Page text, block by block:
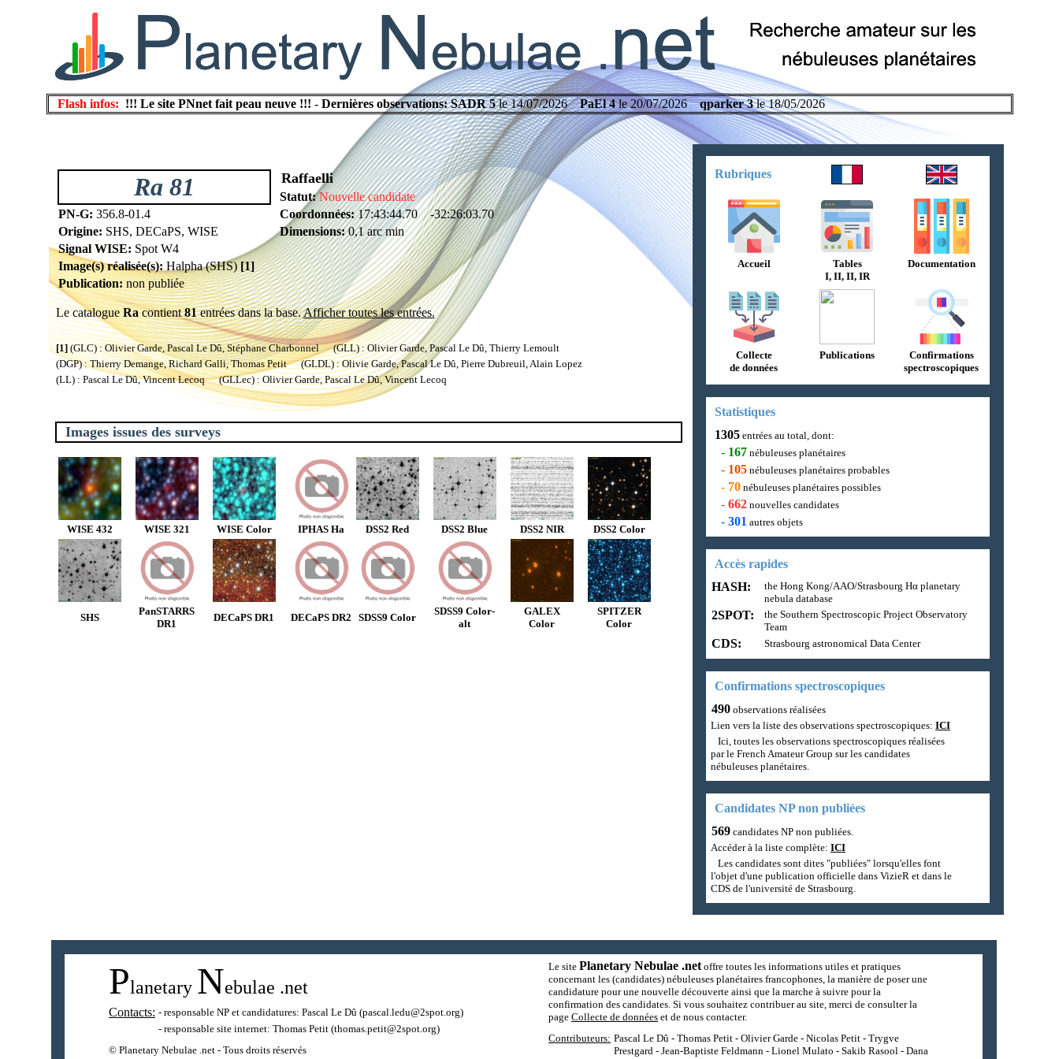
Flash infos: !!! Le site PNnet fait peau neuve !!! - Dernières observations: SADR 5le 14/07/2026PaEl 4le 20/07/2026qparker 3le 18/05/2026
Ra 81 Raffaelli
Statut: Nouvelle candidate
PN-G: 356.8-01.4 Coordonnées:17:43:44.70 -32:26:03.70
Origine: SHS, DECaPS, WISE Dimensions:0,1 arc min
Signal WISE: Spot W4
Image(s) réalisée(s): Halpha (SHS)[1]
Publication:non publiée
Le catalogueRacontient81entrées dans la base.Afficher toutes les entrées.
[1](GLC) : Olivier Garde, Pascal Le Dû, Stéphane Charbonnel (GLL) : Olivier Garde, Pascal Le Dû, Thierry Lemoult
(DGP) : Thierry Demange, Richard Galli, Thomas Petit (GLDL) : Olivie Garde, Pascal Le Dû, Pierre Dubreuil, Alain Lopez
(LL) : Pascal Le Dû, Vincent Lecoq (GLLec) : Olivier Garde, Pascal Le Dû, Vincent Lecoq
Images issues des surveys
WISE 432 WISE 321 WISE Color IPHAS Ha DSS2 Red DSS2 Blue DSS2 NIR DSS2 Color
SHS
PanSTARRS
DR1
DECaPS DR1 DECaPS DR2 SDSS9 Color
SDSS9 Color-
alt
GALEX
Color
SPITZER
Color
Rubriques
Accueil
Tables
I, II, II, IR
Documentation
Collecte
de données
Publications
Confirmations
spectroscopiques
Statistiques
1305 entrées au total, dont:
- 167 nébuleuses planétaires
- 105 nébuleuses planétaires probables
- 70 nébuleuses planétaires possibles
- 662 nouvelles candidates
- 301 autres objets
Accès rapides
HASH:
the Hong Kong/AAO/Strasbourg Hα planetary
nebula database
2SPOT:
the Southern Spectroscopic Project Observatory
Team
CDS: Strasbourg astronomical Data Center
Confirmations spectroscopiques
490 observations réalisées
Lien vers la liste des observations spectroscopiques: ICI
Ici, toutes les observations spectroscopiques réalisées
par le French Amateur Group sur les candidates
nébuleuses planétaires.
Candidates NP non publiées
569 candidates NP non publiées.
Accéder à la liste complète: ICI
Les candidates sont dites "publiées" lorsqu'elles font
l'objet d'une publication officielle dans VizieR et dans le
CDS de l'université de Strasbourg.
Planetary Nebulae .net
Contacts: - responsable NP et candidatures: Pascal Le Dû (pascal.ledu@2spot.org)
- responsable site internet: Thomas Petit (thomas.petit@2spot.org)
© Planetary Nebulae .net - Tous droits réservés
Le site Planetary Nebulae .netoffre toutes les informations utiles et pratiques
concernant les (candidates) nébuleuses planétaires francophones, la manière de poser une
candidature pour une nouvelle découverte ainsi que la marche à suivre pour la
confirmation des candidates. Si vous souhaitez contribuer au site, merci de consulter la
page Collecte de données et de nous contacter.
Contributeurs: Pascal Le Dû - Thomas Petit - Olivier Garde - Nicolas Petit - Trygve
Prestgard - Jean-Baptiste Feldmann - Lionel Mulato - Sakib Rasool - Dana